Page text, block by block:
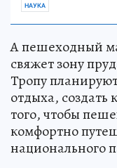
НАУКА
А пешеходный
свяжет зону
Тропу
отдыха,
того, чтобы
комфортно
национального